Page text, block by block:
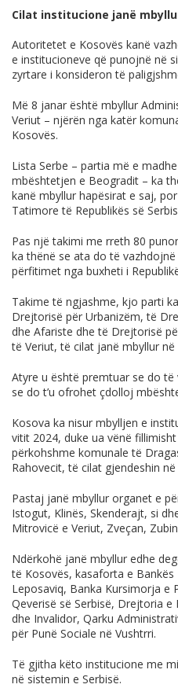
Cilat institucione janë
Autoritetet e Kosovës kanë
e institucioneve që punojnë në
zyrtare i konsideron të
Më 8 janar është mbyllur
Veriut – njërën nga katër
Kosovës.
Lista Serbe – partia më e
mbështetjen e Beogradit – ka
kanë mbyllur hapësirat e saj,
Tatimore të Republikës së
Pas një takimi me rreth 80
ka thënë se ata do të
përfitimet nga buxheti i
Takime të ngjashme, kjo parti
Drejtorisë për Urbanizëm, të
dhe Afariste dhe të Drejtorisë
të Veriut, të cilat janë mbyllur
Atyre u është premtuar se do
se do t’u ofrohet çdolloj
Kosova ka nisur mbylljen e
vitit 2024, duke ua vënë
përkohshme komunale të
Rahovecit, të cilat gjendeshin
Pastaj janë mbyllur organet e
Istogut, Klinës, Skenderajt, si
Mitrovicë e Veriut, Zveçan,
Ndërkohë janë mbyllur edhe
të Kosovës, kasaforta e Bankës
Leposaviq, Banka Kursimorja e
Qeverisë së Serbisë, Drejtoria e
dhe Invalidor, Qarku
për Punë Sociale në Vushtrri.
Të gjitha këto institucione me
në sistemin e Serbisë.